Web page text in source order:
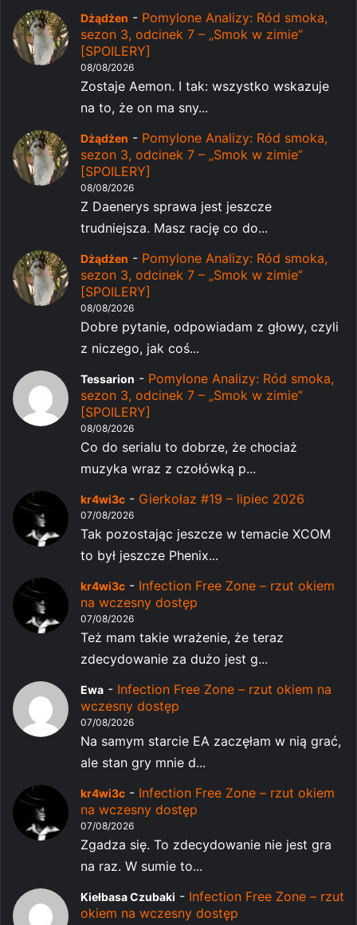
Dżądżen - Pomylone Analizy: Ród smoka,
sezon 3, odcinek 7 – „Smok w zimie”
[SPOILERY]
08/08/2026
Zostaje Aemon. I tak: wszystko wskazuje
na to, że on ma sny...
Dżądżen - Pomylone Analizy: Ród smoka,
sezon 3, odcinek 7 – „Smok w zimie”
[SPOILERY]
08/08/2026
Z Daenerys sprawa jest jeszcze
trudniejsza. Masz rację co do...
Dżądżen - Pomylone Analizy: Ród smoka,
sezon 3, odcinek 7 – „Smok w zimie”
[SPOILERY]
08/08/2026
Dobre pytanie, odpowiadam z głowy, czyli
z niczego, jak coś...
Tessarion - Pomylone Analizy: Ród smoka,
sezon 3, odcinek 7 – „Smok w zimie”
[SPOILERY]
08/08/2026
Co do serialu to dobrze, że chociaż
muzyka wraz z czołówką p...
kr4wi3c - Gierkołaz #19 – lipiec 2026
07/08/2026
Tak pozostając jeszcze w temacie XCOM
to był jeszcze Phenix...
kr4wi3c - Infection Free Zone – rzut okiem
na wczesny dostęp
07/08/2026
Też mam takie wrażenie, że teraz
zdecydowanie za dużo jest g...
Ewa - Infection Free Zone – rzut okiem na
wczesny dostęp
07/08/2026
Na samym starcie EA zaczęłam w nią grać,
ale stan gry mnie d...
kr4wi3c - Infection Free Zone – rzut okiem
na wczesny dostęp
07/08/2026
Zgadza się. To zdecydowanie nie jest gra
na raz. W sumie to...
Kiełbasa Czubaki - Infection Free Zone – rzut
okiem na wczesny dostęp